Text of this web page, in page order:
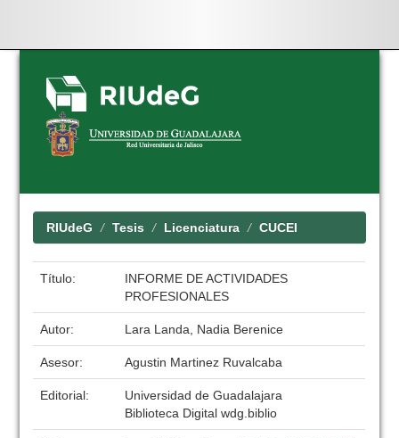
Skip
navigation
RIUdeG Tesis Licenciatura CUCEI
Título:
INFORME DE ACTIVIDADES
PROFESIONALES
Autor: Lara Landa, Nadia Berenice
Asesor: Agustin Martinez Ruvalcaba
Editorial:
Universidad de Guadalajara
Biblioteca Digital wdg.biblio